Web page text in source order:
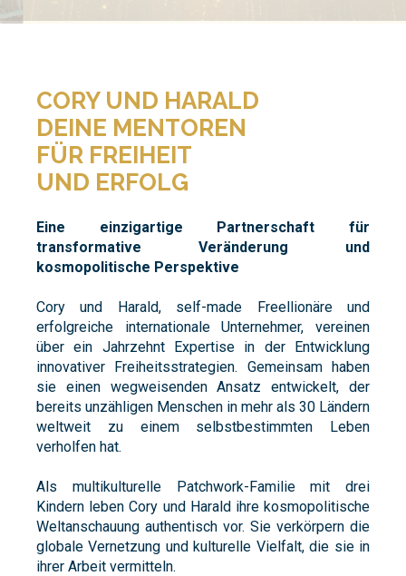
CORY UND HARALD
DEINE MENTOREN
FÜR FREIHEIT
UND ERFOLG
Eine einzigartige Partnerschaft für
transformative Veränderung und
kosmopolitische Perspektive
Cory und Harald, self-made Freellionäre und
erfolgreiche internationale Unternehmer, vereinen
über ein Jahrzehnt Expertise in der Entwicklung
innovativer Freiheitsstrategien. Gemeinsam haben
sie einen wegweisenden Ansatz entwickelt, der
bereits unzähligen Menschen in mehr als 30 Ländern
weltweit zu einem selbstbestimmten Leben
verholfen hat.
Als multikulturelle Patchwork-Familie mit drei
Kindern leben Cory und Harald ihre kosmopolitische
Weltanschauung authentisch vor. Sie verkörpern die
globale Vernetzung und kulturelle Vielfalt, die sie in
ihrer Arbeit vermitteln.